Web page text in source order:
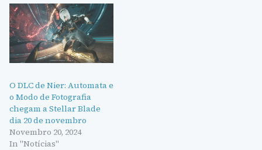
O DLC de Nier: Automata e
o Modo de Fotografia
chegam a Stellar Blade
dia 20 de novembro
Novembro 20, 2024
In "Notícias"